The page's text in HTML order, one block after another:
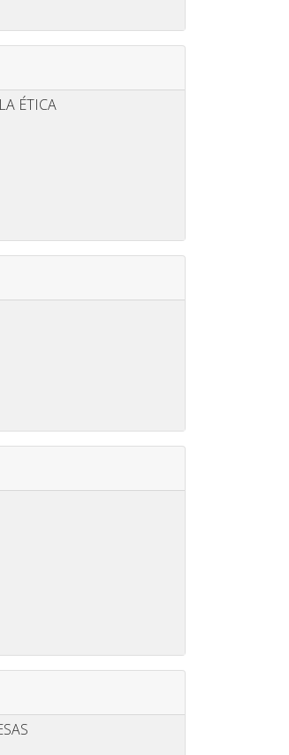
ÉTICA